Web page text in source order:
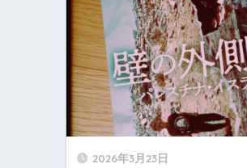
2026年3月23日